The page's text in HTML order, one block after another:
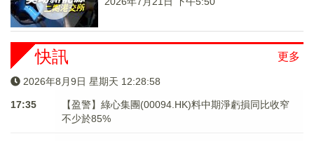
更多
快訊
2026年8月9日 星期天 12:28:58
17:35
【盈警】綠心集團(00094.HK)料中期淨虧損同比收窄
不少於85%